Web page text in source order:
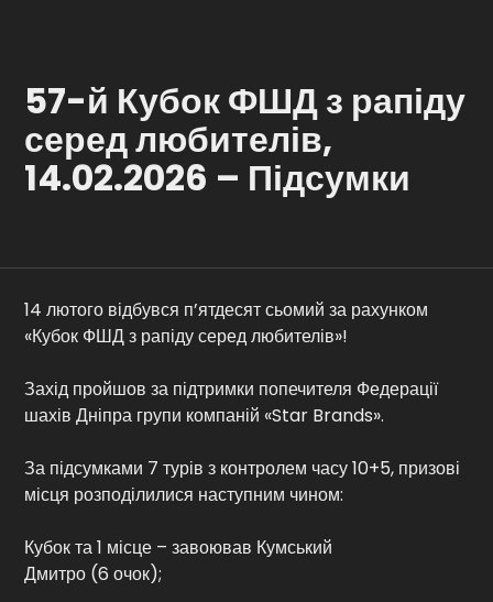
Галерея
57-й Кубок ФШД з рапіду
серед любителів,
14.02.2026 – Підсумки
14 лютого відбувся п’ятдесят сьомий за рахунком
«Кубок ФШД з рапіду серед любителів»!
Захід пройшов за підтримки попечителя Федерації
шахів Дніпра групи компаній «Star Brands».
За підсумками 7 турів з контролем часу 10+5, призові
місця розподілилися наступним чином:
Кубок та 1 місце – завоював Кумський
Дмитро (6 очок);